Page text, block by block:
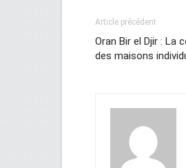
Article précédent
Oran Bir el Djir :
des maisons